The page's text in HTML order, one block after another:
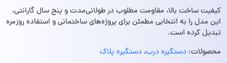
کیفیت ساخت بالا، مقاومت مطلوب در طولانی‌مدت و پنج سال گارانتی،
این مدل را به انتخابی مطمئن برای پروژه‌های ساختمانی و استفاده روزمره
تبدیل کرده است.
محصولات: دستگیره درب، دستگیره پلاک